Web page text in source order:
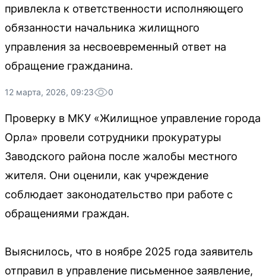
привлекла к ответственности исполняющего
обязанности начальника жилищного
управления за несвоевременный ответ на
обращение гражданина.
12 марта, 2026, 09:23 0
Проверку в МКУ «Жилищное управление города
Орла» провели сотрудники прокуратуры
Заводского района после жалобы местного
жителя. Они оценили, как учреждение
соблюдает законодательство при работе с
обращениями граждан.
Выяснилось, что в ноябре 2025 года заявитель
отправил в управление письменное заявление,